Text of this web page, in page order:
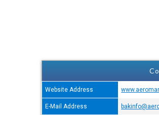
Website Address
E-Mail Address